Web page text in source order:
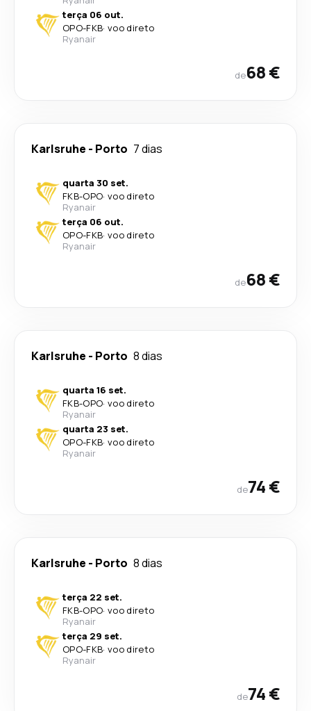
terça 06 out.
OPO-FKB· voo direto
Ryanair
de68 €
Karlsruhe - Porto 7 dias
quarta 30 set.
FKB-OPO· voo direto
Ryanair
terça 06 out.
OPO-FKB· voo direto
Ryanair
de68 €
Karlsruhe - Porto 8 dias
quarta 16 set.
FKB-OPO· voo direto
Ryanair
quarta 23 set.
OPO-FKB· voo direto
Ryanair
de74 €
Karlsruhe - Porto 8 dias
terça 22 set.
FKB-OPO· voo direto
Ryanair
terça 29 set.
OPO-FKB· voo direto
Ryanair
de74 €